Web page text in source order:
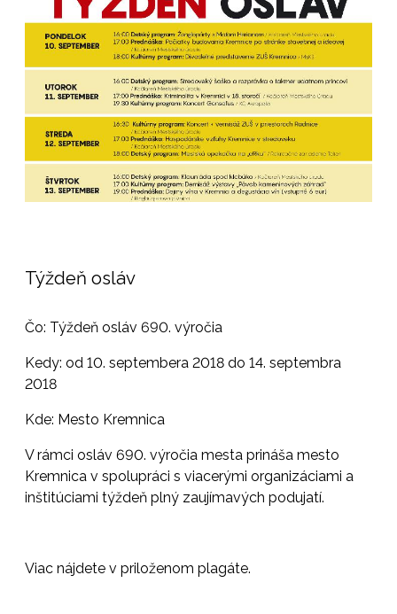
Týždeň osláv
Čo: Týždeň osláv 690. výročia
Kedy: od 10. septembera 2018 do 14. septembra
2018
Kde: Mesto Kremnica
V rámci osláv 690. výročia mesta prináša mesto
Kremnica v spolupráci s viacerými organizáciami a
inštitúciami týždeň plný zaujímavých podujatí.
Viac nájdete v priloženom plagáte.